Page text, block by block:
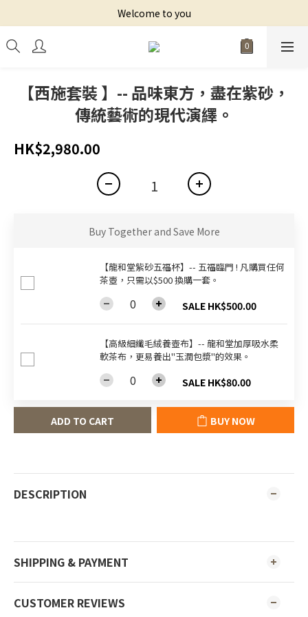
Welcome to you
【西施套裝 】-- 品味東方，盡在紫砂，
傳統藝術的現代演繹。
HK$2,980.00
Buy Together and Save More
【龍和堂紫砂五福杯‬】-- 五福臨門 ! 凡購買任何
茶壺，只需以$500 換購一套。
SALE HK$500.00
【高級細纖毛絨養壺布】-- 龍和堂加厚吸水柔
軟茶布，更易養出"玉潤包漿"的效果。
SALE HK$80.00
ADD TO CART BUY NOW
DESCRIPTION
SHIPPING & PAYMENT
CUSTOMER REVIEWS